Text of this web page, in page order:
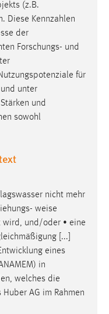
(z.B.
Diese Kennzahlen
der
Forschungs- und
für
und unter
und
sowohl
nicht mehr
weise
wird, und/oder • eine
[...]
eines
in
welches die
AG im Rahmen